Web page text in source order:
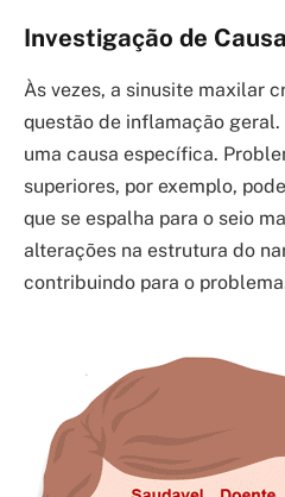
Investigação de
Às vezes, a sinusite maxilar
questão de inflamação
uma causa específica.
superiores, por exemplo,
que se espalha para o seio
alterações na estrutura do
contribuindo para o